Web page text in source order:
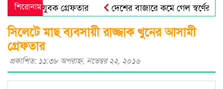
শিরোনামযুবক গ্রেফতার
দেশের বাজারে কমে গেল স্বর্ণের দাম
প্রভাষক পরিচয়ে খাতা মূল্যায়ন, আসলে কলেজের অফিস
সিলেটে মাছ ব্যবসায়ী রাজ্জাক খুনের আসামী
গ্রেফতার
প্রকাশিত: ১১:৩৮ অপরাহ্ণ, নভেম্বর ২২, ২০১৬